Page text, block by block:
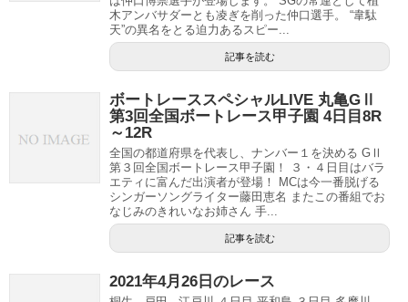
木アンバサダーとも凌ぎを削った仲口選手。 “韋駄
天”の異名をとる迫力あるスピー...
記事を読む
ボートレーススペシャルLIVE 丸亀GⅡ
第3回全国ボートレース甲子園 4日目8R
～12R
全国の都道府県を代表し、ナンバー１を決める GⅡ
第３回全国ボートレース甲子園！ ３・４日目はバラ
エティに富んだ出演者が登場！ MCは今一番脱げる
シンガーソングライター藤田恵名 またこの番組でお
なじみのきれいなお姉さん 手...
記事を読む
2021年4月26日のレース